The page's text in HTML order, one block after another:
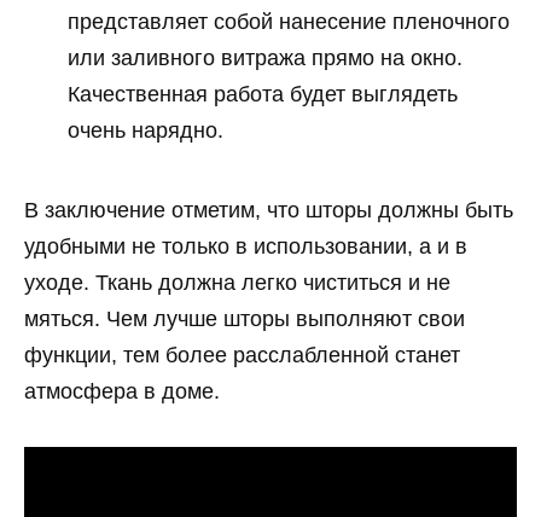
представляет собой нанесение пленочного
или заливного витража прямо на окно.
Качественная работа будет выглядеть
очень нарядно.
В заключение отметим, что шторы должны быть
удобными не только в использовании, а и в
уходе. Ткань должна легко чиститься и не
мяться. Чем лучше шторы выполняют свои
функции, тем более расслабленной станет
атмосфера в доме.